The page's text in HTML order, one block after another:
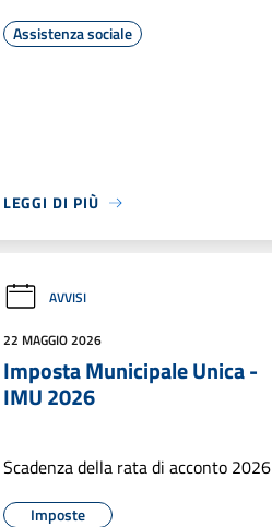
Assistenza sociale
LEGGI DI PIÙ
AVVISI
22 MAGGIO 2026
Imposta Municipale Unica -
IMU 2026
Scadenza della rata di acconto 2026
Imposte